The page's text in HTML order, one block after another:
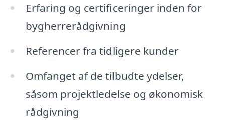
Erfaring og certificeringer inden for
bygherrerådgivning
Referencer fra tidligere kunder
Omfanget af de tilbudte ydelser,
såsom projektledelse og økonomisk
rådgivning